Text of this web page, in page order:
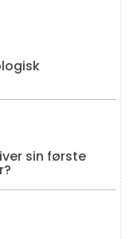
sin første